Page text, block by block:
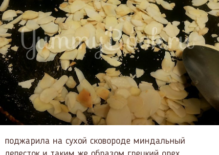
поджарила на сухой сковороде миндальный